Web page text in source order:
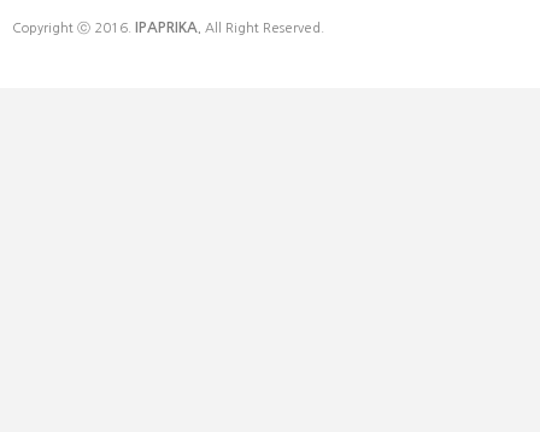
Copyright ⓒ 2016. IPAPRIKA. All Right Reserved.